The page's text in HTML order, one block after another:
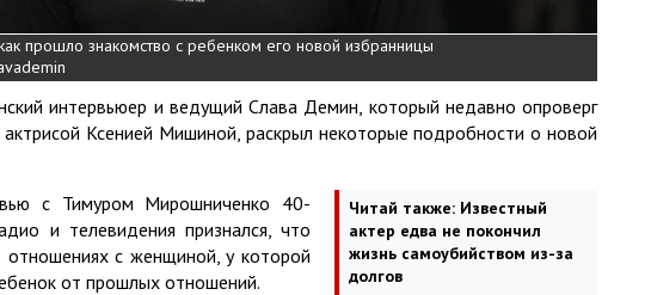
прошло знакомство с ребенком его новой избранницы
интервьюер и ведущий Слава Демин, который недавно опроверг
Ксенией Мишиной, раскрыл некоторые подробности о новой
Читай также: Известный
актер едва не покончил
жизнь самоубийством из-за
долгов
с Тимуром Мирошниченко 40-
и телевидения признался, что
отношениях с женщиной, у которой
от прошлых отношений.